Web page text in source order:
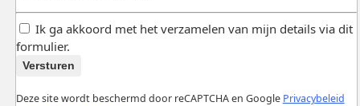
Ik ga akkoord met het verzamelen van mijn details via dit
formulier.
Versturen
Deze site wordt beschermd door reCAPTCHA en Google Privacybeleid